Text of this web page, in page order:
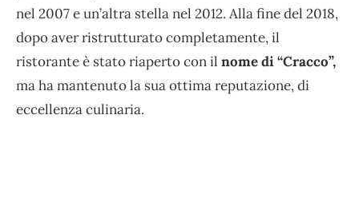
nel 2007 e un’altra stella nel 2012. Alla fine del 2018,
dopo aver ristrutturato completamente, il
ristorante è stato riaperto con il nome di “Cracco”,
ma ha mantenuto la sua ottima reputazione, di
eccellenza culinaria.